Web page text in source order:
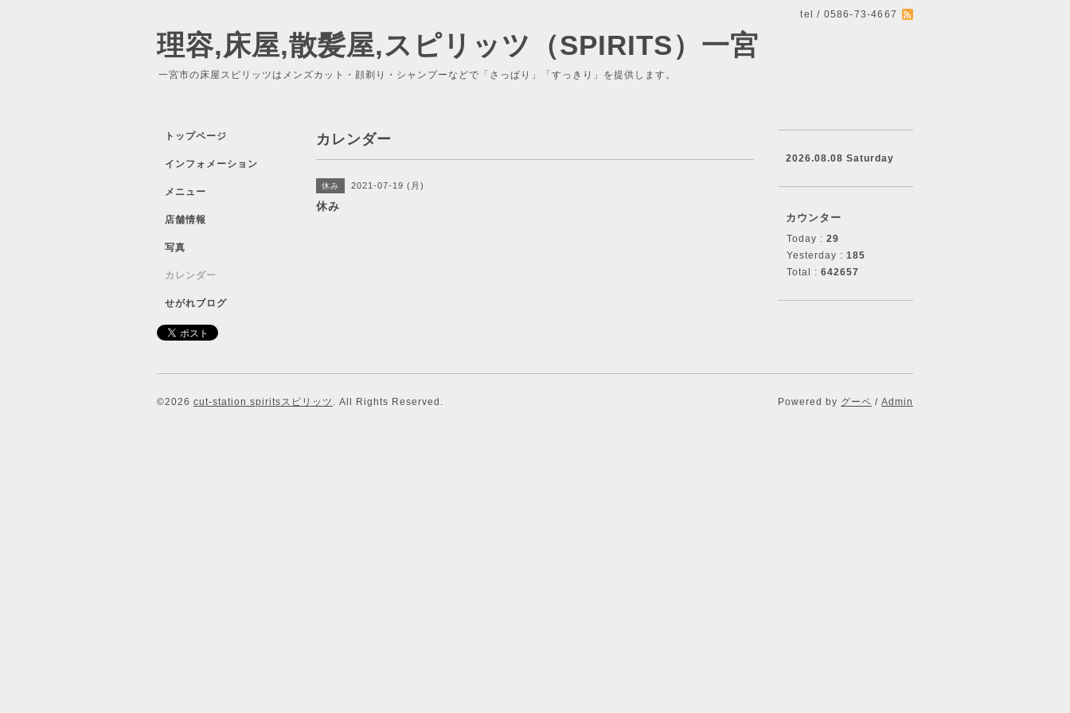
tel / 0586-73-4667
理容,床屋,散髪屋,スピリッツ（SPIRITS）一宮
一宮市の床屋スピリッツはメンズカット・顔剃り・シャンプーなどで「さっぱり」「すっきり」を提供します。
カレンダー
休み 2021-07-19 (月)
休み
トップページ
インフォメーション
メニュー
店舗情報
写真
カレンダー
せがれブログ
2026.08.08 Saturday
カウンター
Today : 29
Yesterday : 185
Total : 642657
©2026 cut-station spiritsスピリッツ . All Rights Reserved. Powered by グーペ / Admin